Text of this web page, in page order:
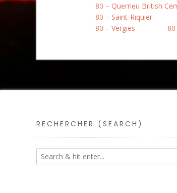
80 – Querrieu British
80 – Saint-Riquier
80 – Vergies
RECHERCHER (SEARCH)